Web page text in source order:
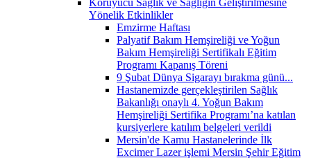
Yönelik Etkinlikler
Emzirme Haftası
Palyatif Bakım Hemşireliği ve Yoğun
Bakım Hemşireliği Sertifikalı Eğitim
Programı Kapanış Töreni
9 Şubat Dünya Sigarayı bırakma günü...
Hastanemizde gerçekleştirilen Sağlık
Bakanlığı onaylı 4. Yoğun Bakım
Hemşireliği Sertifika Programı’na katılan
kursiyerlere katılım belgeleri verildi
Mersin'de Kamu Hastanelerinde İlk
Excimer Lazer işlemi Mersin Şehir Eğitim